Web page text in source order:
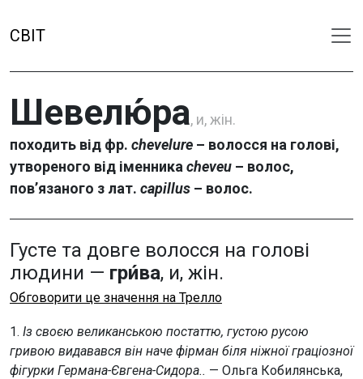
СВІТ
Шевелю́ра, и, жін.
походить від фр. chevelure – волосся на голові,
утвореного від іменника cheveu – волос,
пов’язаного з лат. capillus – волос.
Густе та довге волосся на голові
людини — гри́ва, и, жін.
Обговорити це значення на Трелло
1. Із своєю великанською постаттю, густою русою
гривою видавався він наче фірман біля ніжної граціозної
фігурки Германа-Євгена-Сидора.. — Ольга Кобилянська,